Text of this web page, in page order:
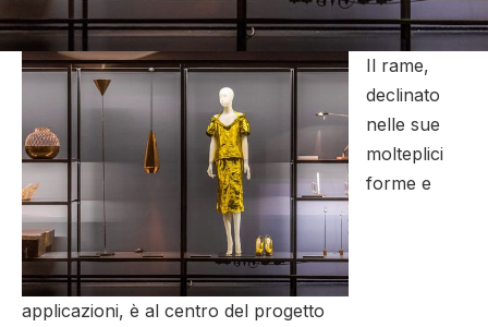
Il rame,
declinato
nelle sue
molteplici
forme e
applicazioni, è al centro del progetto